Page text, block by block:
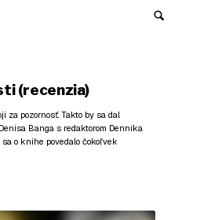
(recenzia)
za pozornosť. Takto by sa dal
Banga s redaktorom Denníka
sa o knihe povedalo čokoľvek